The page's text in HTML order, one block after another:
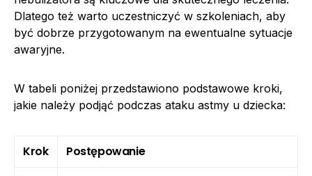
Dlatego też warto uczestniczyć w szkoleniach, aby
być dobrze przygotowanym na ewentualne sytuacje
awaryjne.
W tabeli poniżej przedstawiono podstawowe kroki,
jakie należy podjąć podczas ataku astmy u dziecka:
Krok Postępowanie